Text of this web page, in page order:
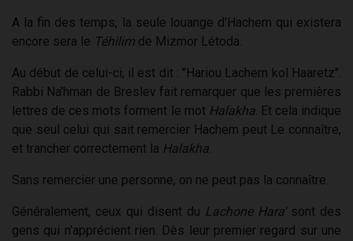
A la fin des temps, la seule louange d'Hachem qui existera
encore sera le Téhilim de Mizmor Létoda.
Au début de celui-ci, il est dit : "Hariou Lachem kol Haaretz".
Rabbi Na'hman de Breslev fait remarquer que les premières
lettres de ces mots forment le mot Halakha. Et cela indique
que seul celui qui sait remercier Hachem peut Le connaître,
et trancher correctement la Halakha.
Sans remercier une personne, on ne peut pas la connaître.
Généralement, ceux qui disent du Lachone Hara'sont des
gens qui n'apprécient rien. Dès leur premier regard sur une